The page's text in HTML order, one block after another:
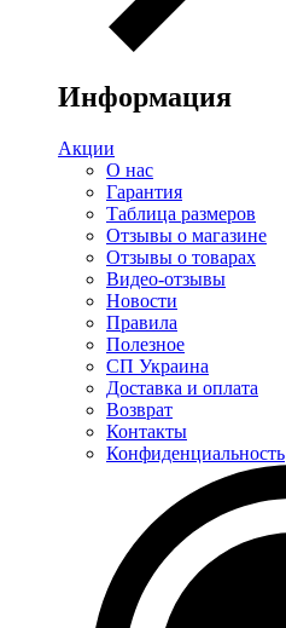
Информация
Акции
О нас
Гарантия
Таблица размеров
Отзывы о магазине
Отзывы о товарах
Видео-отзывы
Новости
Правила
Полезное
СП Украина
Доставка и оплата
Возврат
Контакты
Конфиденциальность